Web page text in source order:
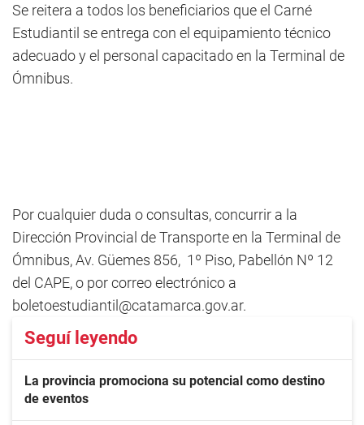
Se reitera a todos los beneficiarios que el Carné
Estudiantil se entrega con el equipamiento técnico
adecuado y el personal capacitado en la Terminal de
Ómnibus.
Por cualquier duda o consultas, concurrir a la
Dirección Provincial de Transporte en la Terminal de
Ómnibus, Av. Güemes 856, 1º Piso, Pabellón Nº 12
del CAPE, o por correo electrónico a
boletoestudiantil@catamarca.gov.ar.
Seguí leyendo
La provincia promociona su potencial como destino
de eventos